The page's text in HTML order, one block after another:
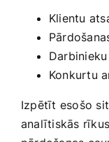
Klientu
Konkurtu
Izpētīt esošo
analītiskās